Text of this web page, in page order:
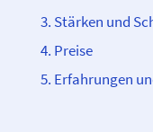
Stärken und
Preise
Erfahrungen